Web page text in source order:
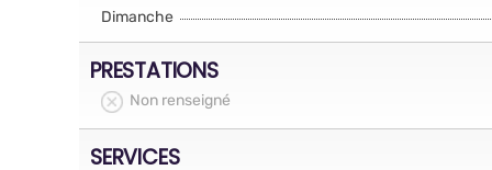
Dimanche
PRESTATIONS
Non renseigné
SERVICES